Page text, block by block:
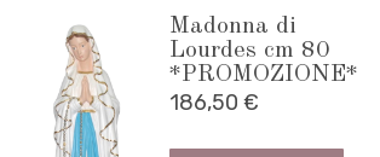
Madonna di
Lourdes cm 80
*PROMOZIONE*
186,50 €